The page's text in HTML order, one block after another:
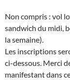
Non compris : vol
sandwich du midi,
la semaine).
Les inscriptions
ci-dessous. Merci
manifestant dans